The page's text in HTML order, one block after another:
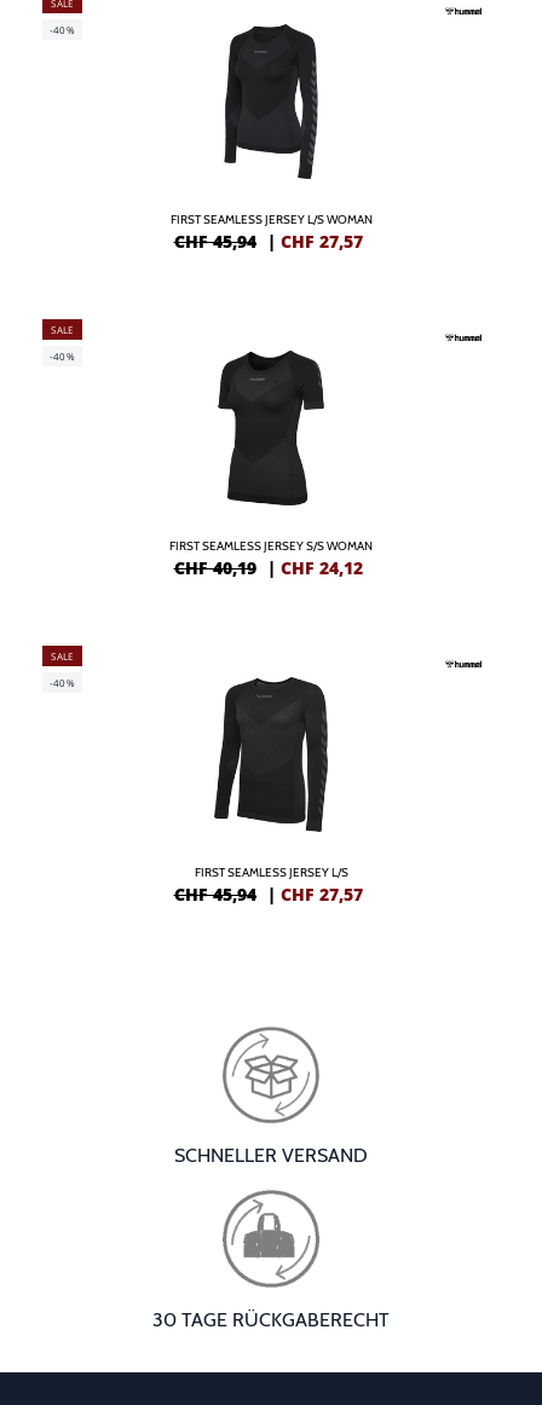
SALE
-40%
FIRST SEAMLESS JERSEY L/S WOMAN
CHF 45,94 | CHF 27,57
SALE
-40%
FIRST SEAMLESS JERSEY S/S WOMAN
CHF 40,19 | CHF 24,12
SALE
-40%
FIRST SEAMLESS JERSEY L/S
CHF 45,94 | CHF 27,57
SCHNELLER VERSAND
30 TAGE RÜCKGABERECHT